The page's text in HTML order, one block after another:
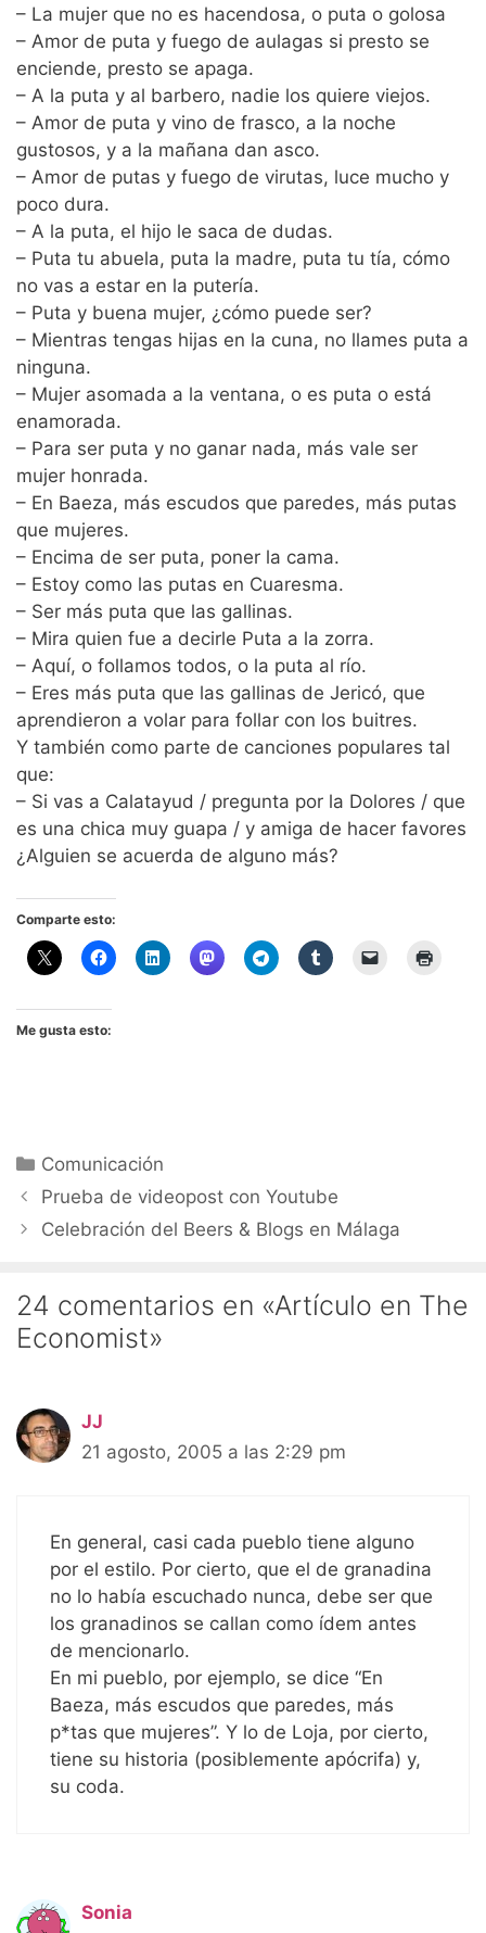
– La mujer que no es hacendosa, o puta o golosa
– Amor de puta y fuego de aulagas si presto se
enciende, presto se apaga.
– A la puta y al barbero, nadie los quiere viejos.
– Amor de puta y vino de frasco, a la noche
gustosos, y a la mañana dan asco.
– Amor de putas y fuego de virutas, luce mucho y
poco dura.
– A la puta, el hijo le saca de dudas.
– Puta tu abuela, puta la madre, puta tu tía, cómo
no vas a estar en la putería.
– Puta y buena mujer, ¿cómo puede ser?
– Mientras tengas hijas en la cuna, no llames puta a
ninguna.
– Mujer asomada a la ventana, o es puta o está
enamorada.
– Para ser puta y no ganar nada, más vale ser
mujer honrada.
– En Baeza, más escudos que paredes, más putas
que mujeres.
– Encima de ser puta, poner la cama.
– Estoy como las putas en Cuaresma.
– Ser más puta que las gallinas.
– Mira quien fue a decirle Puta a la zorra.
– Aquí, o follamos todos, o la puta al río.
– Eres más puta que las gallinas de Jericó, que
aprendieron a volar para follar con los buitres.
Y también como parte de canciones populares tal
que:
– Si vas a Calatayud / pregunta por la Dolores / que
es una chica muy guapa / y amiga de hacer favores
¿Alguien se acuerda de alguno más?
Comparte esto:
Me gusta esto:
Categorías
Comunicación
Prueba de videopost con Youtube
Celebración del Beers & Blogs en Málaga
24 comentarios en «Artículo en The
Economist»
JJ
21 agosto, 2005 a las 2:29 pm
En general, casi cada pueblo tiene alguno
por el estilo. Por cierto, que el de granadina
no lo había escuchado nunca, debe ser que
los granadinos se callan como ídem antes
de mencionarlo.
En mi pueblo, por ejemplo, se dice “En
Baeza, más escudos que paredes, más
p*tas que mujeres”. Y lo de Loja, por cierto,
tiene su historia (posiblemente apócrifa) y,
su coda.
Sonia